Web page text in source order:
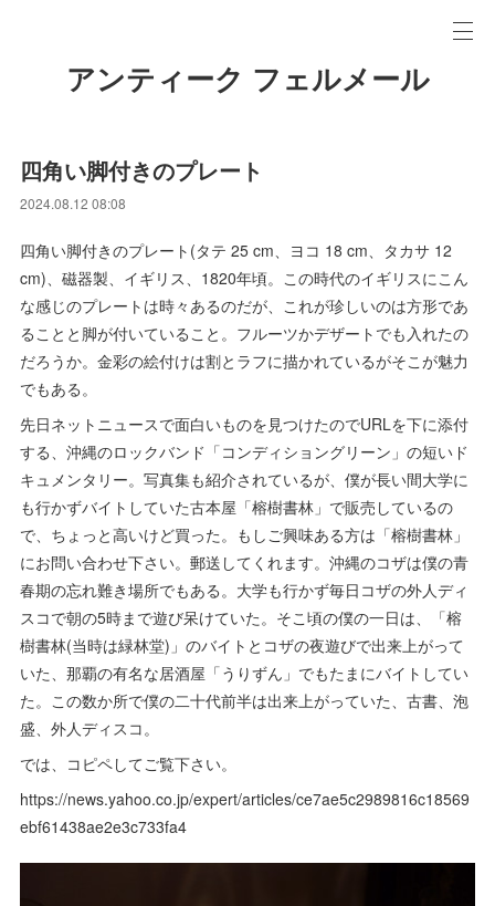
アンティーク フェルメール
四角い脚付きのプレート
2024.08.12 08:08
四角い脚付きのプレート(タテ 25 cm、ヨコ 18 cm、タカサ 12
cm)、磁器製、イギリス、1820年頃。この時代のイギリスにこん
な感じのプレートは時々あるのだが、これが珍しいのは方形であ
ることと脚が付いていること。フルーツかデザートでも入れたの
だろうか。金彩の絵付けは割とラフに描かれているがそこが魅力
でもある。
先日ネットニュースで面白いものを見つけたのでURLを下に添付
する、沖縄のロックバンド「コンディショングリーン」の短いド
キュメンタリー。写真集も紹介されているが、僕が長い間大学に
も行かずバイトしていた古本屋「榕樹書林」で販売しているの
で、ちょっと高いけど買った。もしご興味ある方は「榕樹書林」
にお問い合わせ下さい。郵送してくれます。沖縄のコザは僕の青
春期の忘れ難き場所でもある。大学も行かず毎日コザの外人ディ
スコで朝の5時まで遊び呆けていた。そこ頃の僕の一日は、「榕
樹書林(当時は緑林堂)」のバイトとコザの夜遊びで出来上がって
いた、那覇の有名な居酒屋「うりずん」でもたまにバイトしてい
た。この数か所で僕の二十代前半は出来上がっていた、古書、泡
盛、外人ディスコ。
では、コピペしてご覧下さい。
https://news.yahoo.co.jp/expert/articles/ce7ae5c2989816c18569
ebf61438ae2e3c733fa4